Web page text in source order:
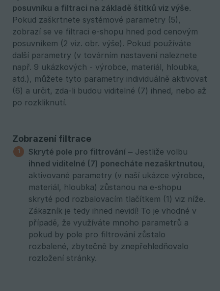
posuvníku a filtraci na základě štítků viz výše.
Pokud zaškrtnete systémové parametry (5),
zobrazí se ve filtraci e-shopu hned pod cenovým
posuvníkem (2 viz. obr. výše). Pokud používáte
další parametry (v továrním nastavení naleznete
např. 9 ukázkových - výrobce, materiál, hloubka,
atd.), můžete tyto parametry individuálně aktivovat
(6) a určit, zda-li budou viditelné (7) ihned, nebo až
po rozkliknutí.
Zobrazení filtrace
Skryté pole pro filtrování – Jestliže volbu
ihned viditelné (7) ponecháte nezaškrtnutou,
aktivované parametry (v naší ukázce výrobce,
materiál, hloubka) zůstanou na e-shopu
skryté pod rozbalovacím tlačítkem (1) viz níže.
Zákazník je tedy ihned nevidí! To je vhodné v
případě, že využíváte mnoho parametrů a
pokud by pole pro filtrování zůstalo
rozbalené, zbytečně by znepřehledňovalo
rozložení stránky.